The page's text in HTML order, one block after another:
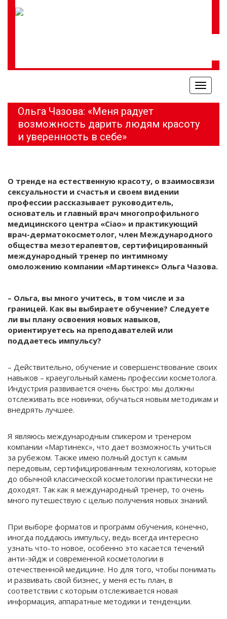
Меню
Ольга Чазова: «Меня радует
возможность дарить людям красоту
и уверенность в себе»
О тренде на естественную красоту, о взаимосвязи
сексуальности и счастья и своем видении
профессии рассказывает руководитель,
основатель и главный врач многопрофильного
медицинского центра «Ciao» и практикующий
врач-дерматокосметолог, член Международного
общества мезотерапевтов, сертифицированный
международный тренер по интимному
омоложению компании «Мартинекс» Ольга Чазова.
– Ольга, вы много учитесь, в том числе и за
границей. Как вы выбираете обучение? Следуете
ли вы плану освоения новых навыков,
ориентируетесь на преподавателей или
поддаетесь импульсу?
– Действительно, обучение и совершенствование своих
навыков – краеугольный камень профессии косметолога.
Индустрия развивается очень быстро: мы должны
отслеживать все новинки, обучаться новым методикам и
внедрять лучшее.
Я являюсь международным спикером и тренером
компании «Мартинекс», что дает возможность учиться
за рубежом. Также имею полный доступ к самым
передовым, сертифицированным технологиям, которые
до обычной классической косметологии практически не
доходят. Так как я международный тренер, то очень
много путешествую с целью получения новых знаний.
При выборе форматов и программ обучения, конечно,
иногда поддаюсь импульсу, ведь всегда интересно
узнать что-то новое, особенно это касается течений
анти-эйдж и современной косметологии в
отечественной медицине. Но для того, чтобы понимать
и развивать свой бизнес, у меня есть план, в
соответствии с которым отслеживается новая
информация, аппаратные методики и тенденции.